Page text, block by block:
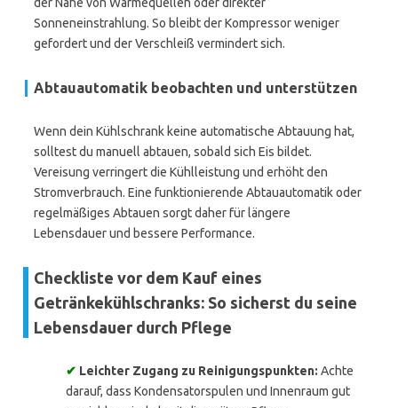
Sonneneinstrahlung. So bleibt der Kompressor weniger
gefordert und der Verschleiß vermindert sich.
Abtauautomatik beobachten und unterstützen
Wenn dein Kühlschrank keine automatische Abtauung hat,
solltest du manuell abtauen, sobald sich Eis bildet.
Vereisung verringert die Kühlleistung und erhöht den
Stromverbrauch. Eine funktionierende Abtauautomatik oder
regelmäßiges Abtauen sorgt daher für längere
Lebensdauer und bessere Performance.
Checkliste vor dem Kauf eines
Getränkekühlschranks: So sicherst du seine
Lebensdauer durch Pflege
✔ Leichter Zugang zu Reinigungspunkten: Achte
darauf, dass Kondensatorspulen und Innenraum gut